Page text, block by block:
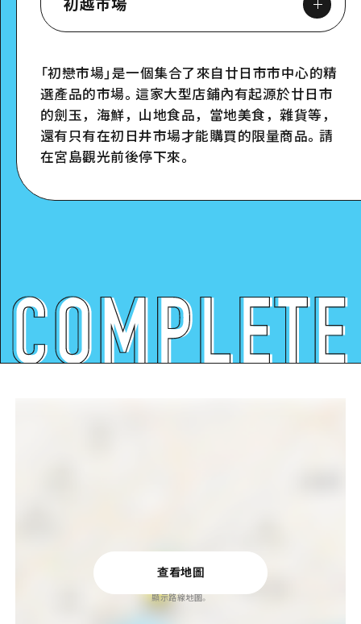
初越市場
Google Maps
「初戀市場」是一個集合了來自廿日市市中心的精
選產品的市場。這家大型店鋪內有起源於廿日市
的劍玉，海鮮，山地食品，當地美食，雜貨等，
還有只有在初日井市場才能購買的限量商品。請
在宮島觀光前後停下來。
查看地圖
顯示路線地圖。